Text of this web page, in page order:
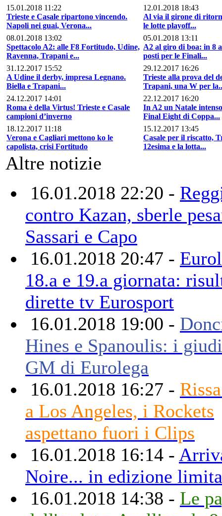
15.01.2018 11:22
Trieste e Casale ripartono vincendo.
Napoli nei guai, Verona...
12.01.2018 18:43
Al via il girone di
le lotte playoff...
08.01.2018 13:02
Spettacolo A2: alle F8 Fortitudo, Udine,
Ravenna, Trapani e...
05.01.2018 13:11
A2 al giro di boa: in 8
posti per le Finali...
31.12.2017 15:52
A Udine il derby, impresa Legnano.
Biella e Trapani...
29.12.2017 16:26
Trieste alla prova del
Trapani, una W per
24.12.2017 14:01
Roma è della Virtus! Trieste e Casale
campioni d’inverno
22.12.2017 16:20
In A2 un Natale
Final Eight di Coppa...
18.12.2017 11:18
Verona e Cagliari mettono ko le
capolista, crisi Fortitudo
15.12.2017 13:45
Casale per il riscatto,
12esima e la lotta...
Altre notizie
16.01.2018 22:20 -
contro Kazan, sberle
Sassari e Capo
16.01.2018 20:47 -
18.a e 19.a giornata:
dirette tv Eurosport
16.01.2018 19:00 -
Hines e Spanoulis: i
GM di Eurolega
16.01.2018 16:27 -
a Los Angeles, i Rockets
aspettano fuori i Clips
16.01.2018 16:14 -
Noire... in edizione
16.01.2018 14:38 - Le